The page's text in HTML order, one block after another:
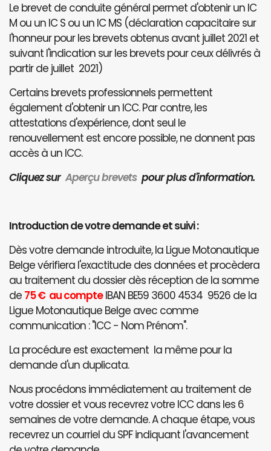
Le brevet de conduite général permet d'obtenir un IC
M ou un IC S ou un IC MS (déclaration capacitaire sur
l'honneur pour les brevets obtenus avant juillet 2021 et
suivant l'indication sur les brevets pour ceux délivrés à
partir de juillet 2021)
Certains brevets professionnels permettent
également d'obtenir un ICC. Par contre, les
attestations d'expérience, dont seul le
renouvellement est encore possible, ne donnent pas
accès à un ICC.
Cliquez surAperçu brevets pour plus d'information.
Introduction de votre demande et suivi :
Dès votre demande introduite, la Ligue Motonautique
Belge vérifiera l'exactitude des données et procèdera
au traitement du dossier dès réception de la somme
de 75 € au compteIBAN BE59 3600 4534 9526 de la
Ligue Motonautique Belge avec comme
communication : "ICC - Nom Prénom".
La procédure est exactement la même pour la
demande d'un duplicata.
Nous procédons immédiatement au traitement de
votre dossier et vous recevrez votre ICC dans les 6
semaines de votre demande. A chaque étape, vous
recevrez un courriel du SPF indiquant l'avancement